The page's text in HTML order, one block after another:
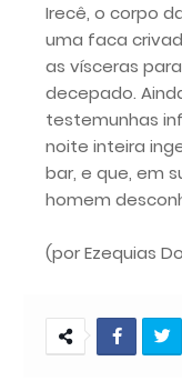
Irecê, o corpo
uma faca
as vísceras
decepado.
testemunhas
noite inteira
bar, e que, em
homem
(por Ezequias